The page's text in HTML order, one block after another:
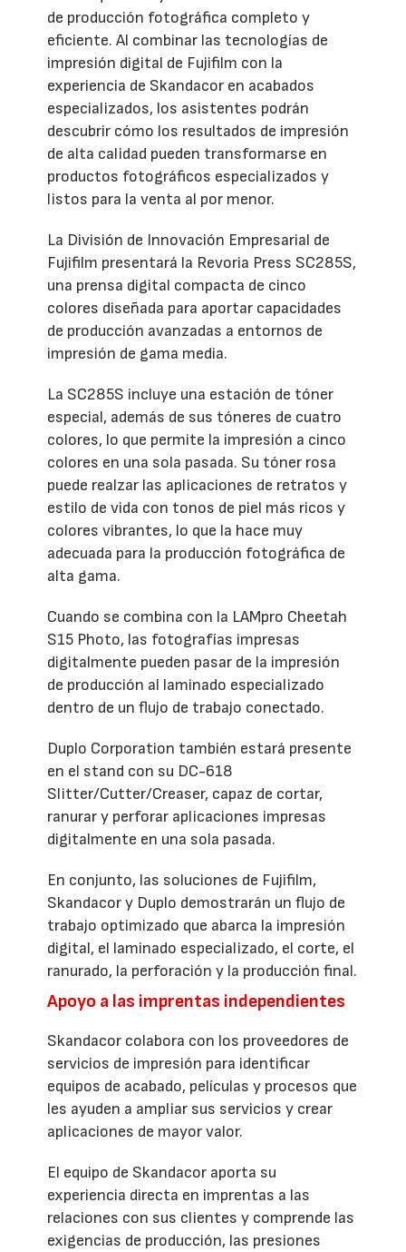
de producción fotográfica completo y
eficiente. Al combinar las tecnologías de
impresión digital de Fujifilm con la
experiencia de Skandacor en acabados
especializados, los asistentes podrán
descubrir cómo los resultados de impresión
de alta calidad pueden transformarse en
productos fotográficos especializados y
listos para la venta al por menor.
La División de Innovación Empresarial de
Fujifilm presentará la Revoria Press SC285S,
una prensa digital compacta de cinco
colores diseñada para aportar capacidades
de producción avanzadas a entornos de
impresión de gama media.
La SC285S incluye una estación de tóner
especial, además de sus tóneres de cuatro
colores, lo que permite la impresión a cinco
colores en una sola pasada. Su tóner rosa
puede realzar las aplicaciones de retratos y
estilo de vida con tonos de piel más ricos y
colores vibrantes, lo que la hace muy
adecuada para la producción fotográfica de
alta gama.
Cuando se combina con la LAMpro Cheetah
S15 Photo, las fotografías impresas
digitalmente pueden pasar de la impresión
de producción al laminado especializado
dentro de un flujo de trabajo conectado.
Duplo Corporation también estará presente
en el stand con su DC-618
Slitter/Cutter/Creaser, capaz de cortar,
ranurar y perforar aplicaciones impresas
digitalmente en una sola pasada.
En conjunto, las soluciones de Fujifilm,
Skandacor y Duplo demostrarán un flujo de
trabajo optimizado que abarca la impresión
digital, el laminado especializado, el corte, el
ranurado, la perforación y la producción final.
Apoyo a las imprentas independientes
Skandacor colabora con los proveedores de
servicios de impresión para identificar
equipos de acabado, películas y procesos que
les ayuden a ampliar sus servicios y crear
aplicaciones de mayor valor.
El equipo de Skandacor aporta su
experiencia directa en imprentas a las
relaciones con sus clientes y comprende las
exigencias de producción, las presiones